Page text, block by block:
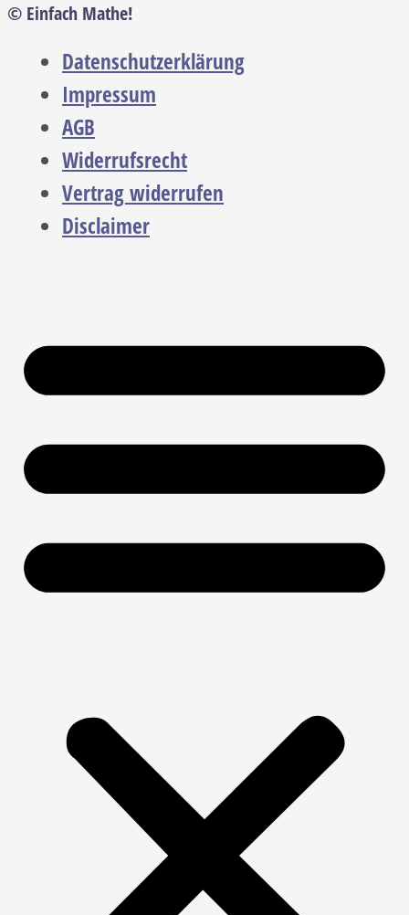
© Einfach Mathe!
Datenschutzerklärung
Impressum
AGB
Widerrufsrecht
Vertrag widerrufen
Disclaimer